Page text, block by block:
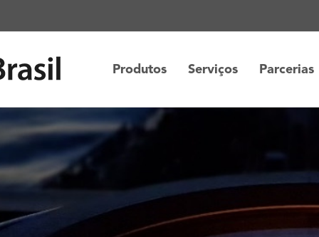
Produtos Serviços Parcerias